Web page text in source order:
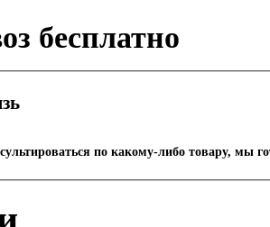
бесплатно
по какому-либо товару, мы